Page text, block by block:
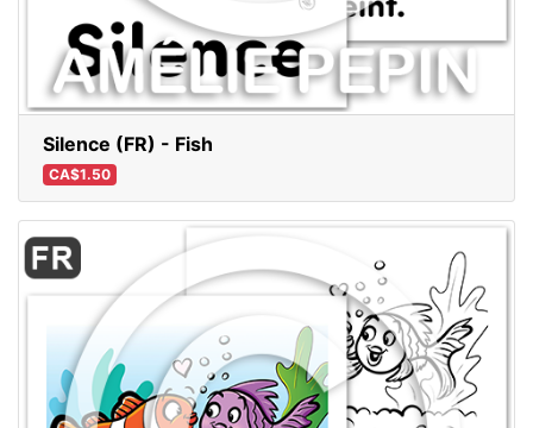
Silence (FR) - Fish
CA$1.50